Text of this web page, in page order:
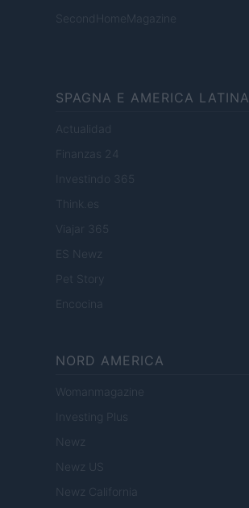
SecondHomeMagazine
SPAGNA E AMERICA LATINA
Actualidad
Finanzas 24
Investindo 365
Think.es
Viajar 365
ES Newz
Pet Story
Encocina
NORD AMERICA
Womanmagazine
Investing Plus
Newz
Newz US
Newz California